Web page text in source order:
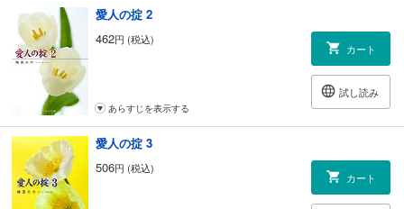
愛人の掟 2
462円 (税込)
カート
試し読み
あらすじを表示する
愛人の掟 3
506円 (税込)
カート